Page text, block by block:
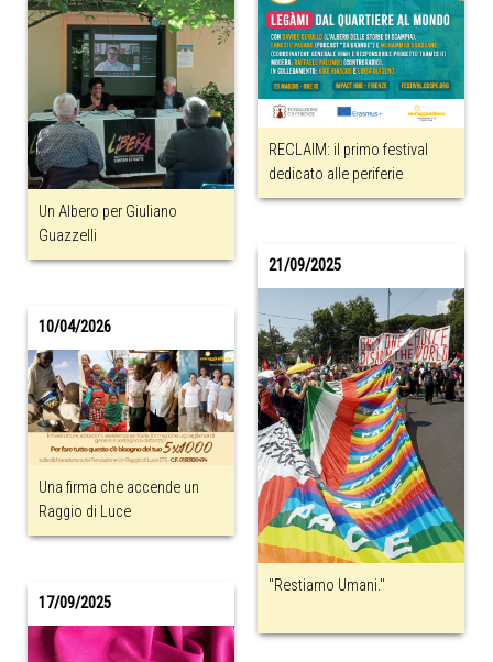
Un Albero per Giuliano
Guazzelli
RECLAIM: il primo festival
dedicato alle periferie
10/04/2026
Una firma che accende un
Raggio di Luce
21/09/2025
"Restiamo Umani."
17/09/2025